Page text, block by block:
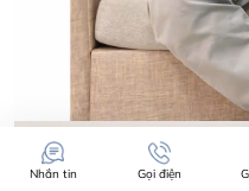
Nhắn tin Gọi điện